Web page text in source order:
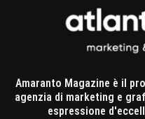
Amaranto Magazine è il
agenzia di marketing e
espressione